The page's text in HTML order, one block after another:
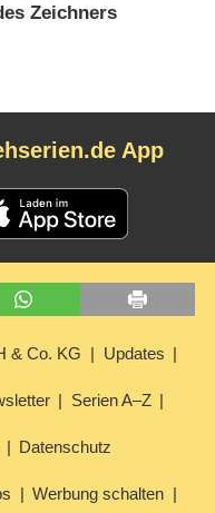
Zeichners
App
& Co. KG Updates
Serien A–Z
Datenschutz
Werbung schalten